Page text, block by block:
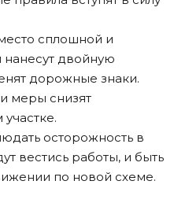
сплошной и
двойную
дорожные знаки.
меры снизят
осторожность в
вестись работы, и быть
по новой схеме.